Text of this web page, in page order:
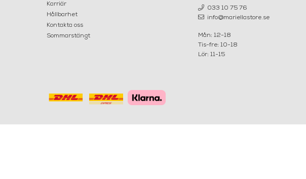
Karriär
Hållbarhet
Kontakta oss
Sommarstängt
033 10 75 76
info@mariellastore.se
Mån: 12-18
Tis-fre: 10-18
Lör: 11-15